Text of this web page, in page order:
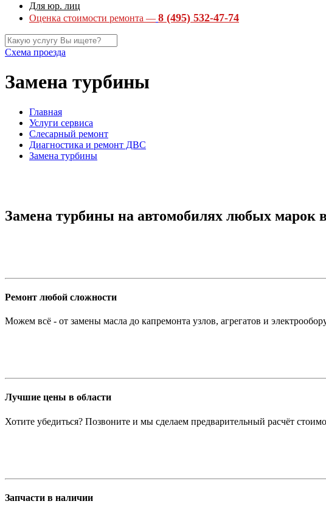
Для юр. лиц
Оценка стоимости ремонта — 8 (495) 532-47-74
Схема проезда
Замена турбины
Главная
Услуги сервиса
Слесарный ремонт
Диагностика и ремонт ДВС
Замена турбины
Замена турбины на автомобилях любых марок в
Ремонт любой сложности
Можем всё - от замены масла до капремонта узлов, агрегатов и
Лучшие цены в области
Хотите убедиться? Позвоните и мы сделаем предварительный расчёт
Запчасти в наличии